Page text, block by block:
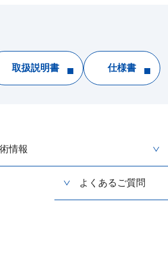
取扱説明書 仕様書
情報
よくあるご質問